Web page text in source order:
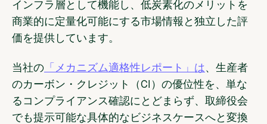
インフラ層として機能し、低炭素化のメリットを
商業的に定量化可能にする市場情報と独立した評
価を提供しています。
当社の 「メカニズム適格性レポート」は、生産者
のカーボン・クレジット（CI）の優位性を、単な
るコンプライアンス確認にとどまらず、取締役会
でも提示可能な具体的なビジネスケースへと変換